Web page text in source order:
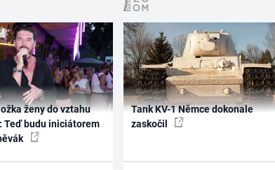
ženy do vztahu
Teď budu iniciátorem
Tank KV-1 Němce dokonale
zaskočil